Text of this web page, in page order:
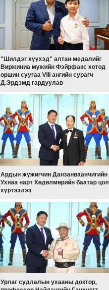
"Шилдэг хүүхэд" алтан медалийг
Виржиниа мужийн Фэйрфакс хотод
оршин суугаа VIII ангийн сурагч
Д.Эрдэмд гардуулав
Ардын жүжигчин Данзанваанчигийн
Ухнаа нарт Хөдөлмөрийн баатар цол
хүртээлээ
Урлаг судлалын ухааны доктор,